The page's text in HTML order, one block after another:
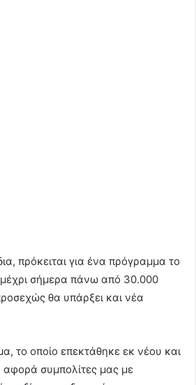
πρόκειται για ένα πρόγραμμα το
μέχρι σήμερα πάνω από 30.000
θα υπάρξει και νέα
το οποίο επεκτάθηκε εκ νέου και
αφορά συμπολίτες μας με